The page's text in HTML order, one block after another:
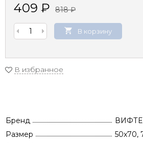
409 ₽ 818₽
В корзину
В избранное
Бренд
Размер
50x70,